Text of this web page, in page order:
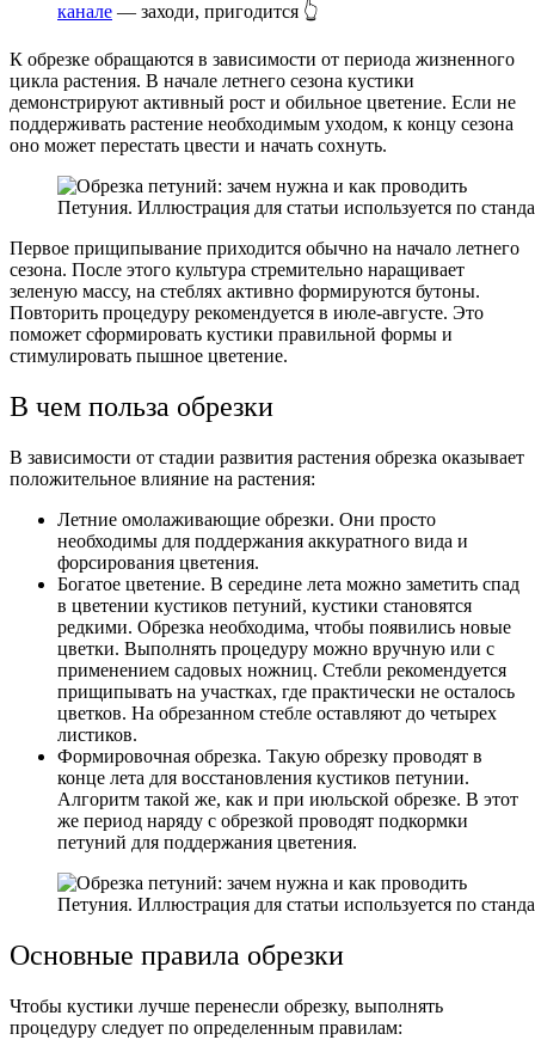
канале — заходи, пригодится 👆
К обрезке обращаются в зависимости от периода жизненного
цикла растения. В начале летнего сезона кустики
демонстрируют активный рост и обильное цветение. Если не
поддерживать растение необходимым уходом, к концу сезона
оно может перестать цвести и начать сохнуть.
Петуния. Иллюстрация для статьи используется по
Первое прищипывание приходится обычно на начало летнего
сезона. После этого культура стремительно наращивает
зеленую массу, на стеблях активно формируются бутоны.
Повторить процедуру рекомендуется в июле-августе. Это
поможет сформировать кустики правильной формы и
стимулировать пышное цветение.
В чем польза обрезки
В зависимости от стадии развития растения обрезка оказывает
положительное влияние на растения:
Летние омолаживающие обрезки. Они просто
необходимы для поддержания аккуратного вида и
форсирования цветения.
Богатое цветение. В середине лета можно заметить спад
в цветении кустиков петуний, кустики становятся
редкими. Обрезка необходима, чтобы появились новые
цветки. Выполнять процедуру можно вручную или с
применением садовых ножниц. Стебли рекомендуется
прищипывать на участках, где практически не осталось
цветков. На обрезанном стебле оставляют до четырех
листиков.
Формировочная обрезка. Такую обрезку проводят в
конце лета для восстановления кустиков петунии.
Алгоритм такой же, как и при июльской обрезке. В этот
же период наряду с обрезкой проводят подкормки
петуний для поддержания цветения.
Петуния. Иллюстрация для статьи используется по
Основные правила обрезки
Чтобы кустики лучше перенесли обрезку, выполнять
процедуру следует по определенным правилам: